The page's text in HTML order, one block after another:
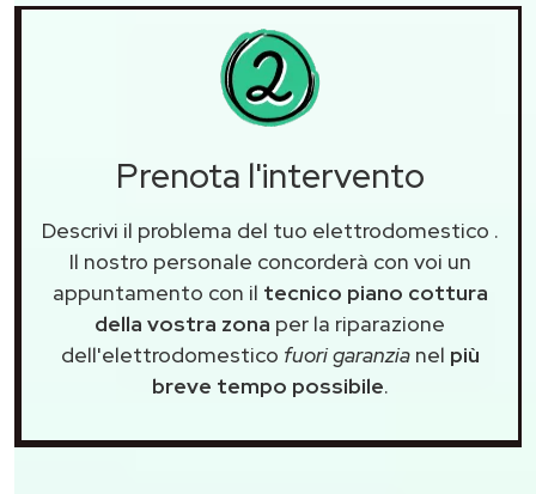
Prenota l'intervento
Descrivi il problema del tuo elettrodomestico .
Il nostro personale concorderà con voi un
appuntamento con il tecnico piano cottura
della vostra zona per la riparazione
dell'elettrodomestico fuori garanzianel più
breve tempo possibile.